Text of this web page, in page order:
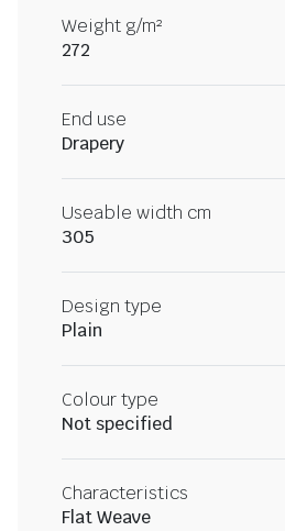
Weight g/m²
272
End use
Drapery
Useable width cm
305
Design type
Plain
Colour type
Not specified
Characteristics
Flat Weave